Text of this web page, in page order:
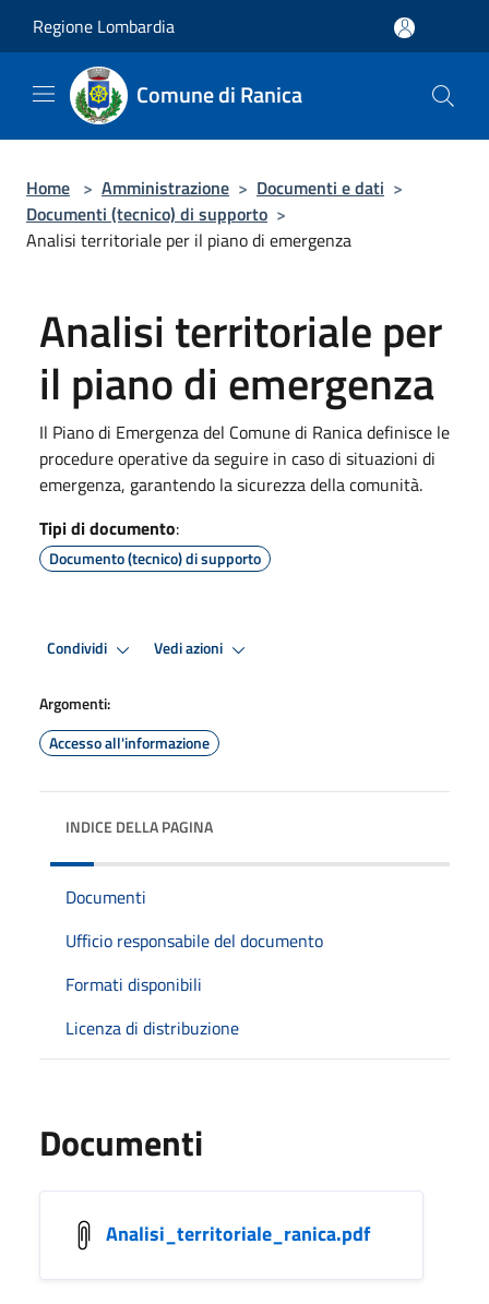
Regione Lombardia
Comune di Ranica
Home > Amministrazione > Documenti e dati >
Documenti (tecnico) di supporto >
Analisi territoriale per il piano di emergenza
Analisi territoriale per
il piano di emergenza
Il Piano di Emergenza del Comune di Ranica definisce le
procedure operative da seguire in caso di situazioni di
emergenza, garantendo la sicurezza della comunità.
Tipi di documento:
Documento (tecnico) di supporto
Condividi Vedi azioni
Argomenti:
Accesso all'informazione
INDICE DELLA PAGINA
Documenti
Ufficio responsabile del documento
Formati disponibili
Licenza di distribuzione
Documenti
Analisi_territoriale_ranica.pdf